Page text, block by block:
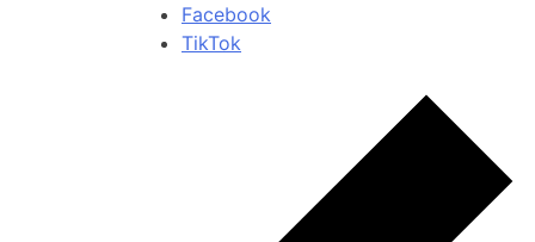
Facebook
TikTok